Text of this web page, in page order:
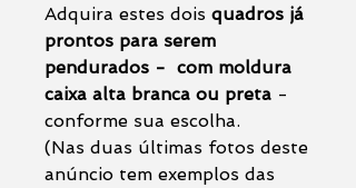
Adquira estes dois quadros já
prontos para serem
pendurados - com moldura
caixa alta branca ou preta -
conforme sua escolha.
(Nas duas últimas fotos deste
anúncio tem exemplos das